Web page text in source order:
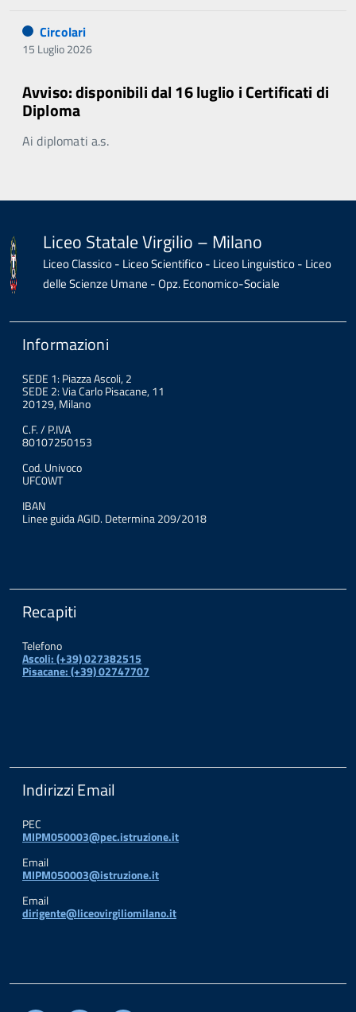
Circolari
15 Luglio 2026
Avviso: disponibili dal 16 luglio i Certificati di
Diploma
Ai diplomati a.s.
Liceo Statale Virgilio – Milano
Liceo Classico - Liceo Scientifico - Liceo Linguistico - Liceo
delle Scienze Umane - Opz. Economico-Sociale
Informazioni
SEDE 1: Piazza Ascoli, 2
SEDE 2: Via Carlo Pisacane, 11
20129, Milano
C.F. / P.IVA
80107250153
Cod. Univoco
UFC0WT
IBAN
Linee guida AGID. Determina 209/2018
Recapiti
Telefono
Ascoli: (+39) 027382515
Pisacane: (+39) 02747707
Indirizzi Email
PEC
MIPM050003@pec.istruzione.it
Email
MIPM050003@istruzione.it
Email
dirigente@liceovirgiliomilano.it